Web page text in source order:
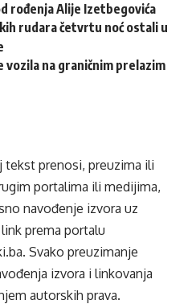
rođenja Alije Izetbegovića
rudara četvrtu noć ostali u
vozila na graničnim prelazim
tekst prenosi, preuzima ili
portalima ili medijima,
navođenje izvora uz
prema portalu
. Svako preuzimanje
izvora i linkovanja
autorskih prava.